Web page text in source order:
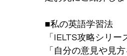
■私の英語学習法
「IELTS攻略シリ
「自分の意見や見